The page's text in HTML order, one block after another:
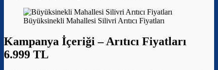
Büyüksinekli Mahallesi Silivri Arıtıcı Fiyatları
Kampanya İçeriği –Arıtıcı Fiyatları
6.999 TL